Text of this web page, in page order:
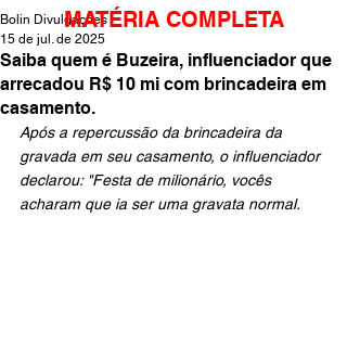
Saiba quem é Buzeira, influenciador que
arrecadou R$ 10 mi com brincadeira em
casamento.
Bolin Divulgações
15 de jul. de 2025
Após a repercussão da brincadeira da
gravada em seu casamento, o influenciador
declarou: "Festa de milionário, vocês
acharam que ia ser uma gravata normal.
MATÉRIA COMPLETA